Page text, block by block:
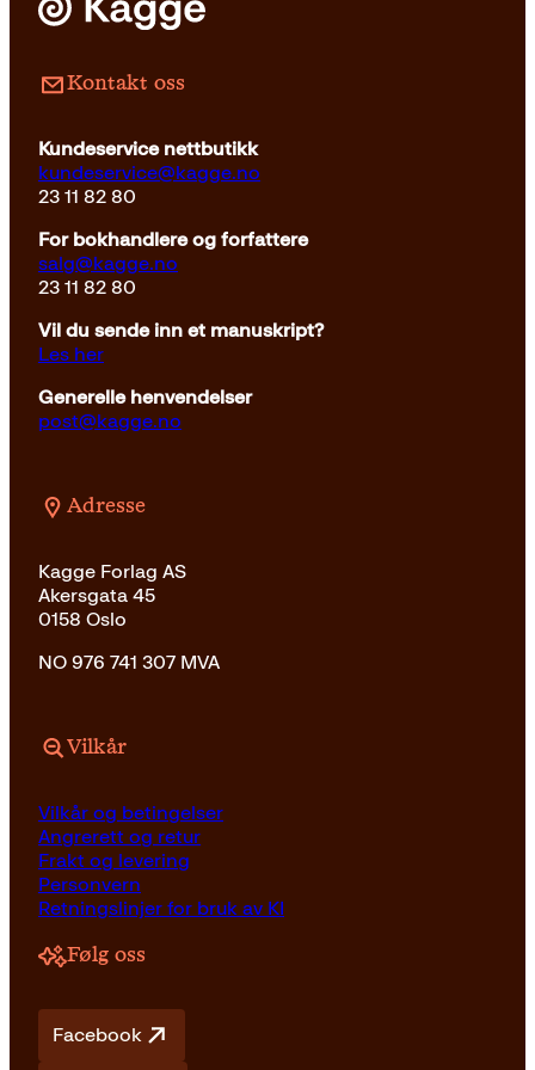
Kontakt oss
Kundeservice nettbutikk
kundeservice@kagge.no
23 11 82 80
For bokhandlere og forfattere
salg@kagge.no
23 11 82 80
Vil du sende inn et manuskript?
Les her
Generelle henvendelser
post@kagge.no
Adresse
Kagge Forlag AS
Akersgata 45
0158 Oslo
NO 976 741 307 MVA
Vilkår
Vilkår og betingelser
Angrerett og retur
Frakt og levering
Personvern
Retningslinjer for bruk av KI
Følg oss
Facebook